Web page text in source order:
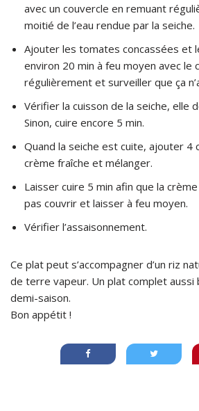
avec un couvercle en remuant
moitié de l’eau rendue par la seiche.
Ajouter les tomates concassées et
environ 20 min à feu moyen avec le
régulièrement et surveiller que ça
Vérifier la cuisson de la seiche, elle
Sinon, cuire encore 5 min.
Quand la seiche est cuite, ajouter 4
crème fraîche et mélanger.
Laisser cuire 5 min afin que la
pas couvrir et laisser à feu moyen.
Vérifier l’assaisonnement.
Ce plat peut s’accompagner d’un riz
de terre vapeur. Un plat complet aussi
demi-saison.
Bon appétit !